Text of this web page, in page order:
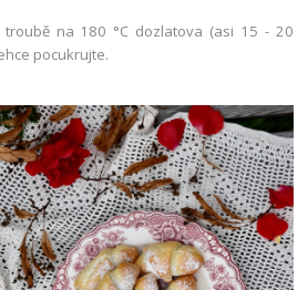
na 180 °C dozlatova (asi 15 - 20
pocukrujte.